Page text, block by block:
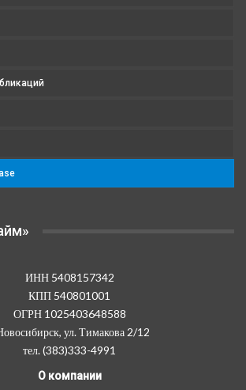
ИНН 5408157342
КПП 540801001
ОГРН 1025403648588
ул. Тимакова 2/12
тел. (383)333-4991
О компании